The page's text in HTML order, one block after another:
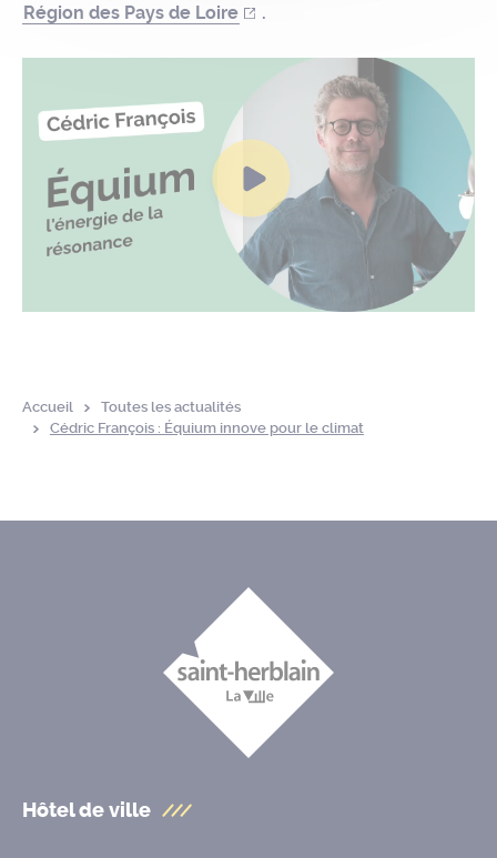
Région des Pays de Loire
.
Accueil
Toutes les actualités
Cédric François : Équium innove pour le climat
Hôtel de ville